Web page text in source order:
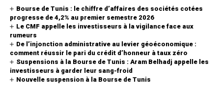
Bourse de Tunis : le chiffre d’affaires des sociétés cotées
progresse de 4,2% au premier semestre 2026
Le CMF appelle les investisseurs à la vigilance face aux
rumeurs
De l’injonction administrative au levier géoéconomique :
comment réussir le pari du crédit d’honneur à taux zéro
Suspensions à la Bourse de Tunis : Aram Belhadj appelle les
investisseurs à garder leur sang-froid
Nouvelle suspension à la Bourse de Tunis